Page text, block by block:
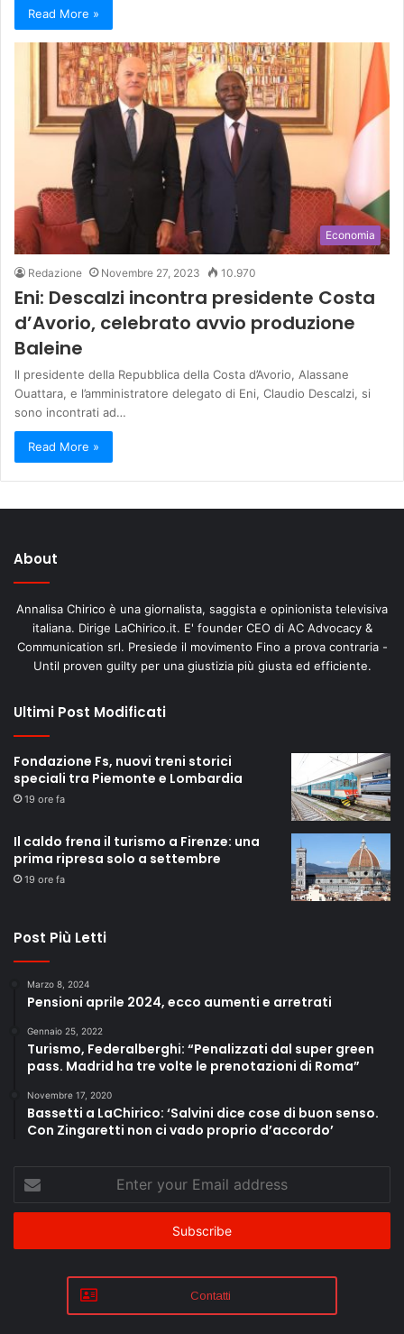
Read More »
Economia
Redazione Novembre 27, 2023 10.970
Eni: Descalzi incontra presidente Costa
d’Avorio, celebrato avvio produzione
Baleine
Il presidente della Repubblica della Costa d’Avorio, Alassane
Ouattara, e l’amministratore delegato di Eni, Claudio Descalzi, si
sono incontrati ad…
Read More »
About
Annalisa Chirico è una giornalista, saggista e opinionista televisiva
italiana. Dirige LaChirico.it. E' founder CEO di AC Advocacy &
Communication srl. Presiede il movimento Fino a prova contraria -
Until proven guilty per una giustizia più giusta ed efficiente.
Ultimi Post Modificati
Fondazione Fs, nuovi treni storici
speciali tra Piemonte e Lombardia
19 ore fa
Il caldo frena il turismo a Firenze: una
prima ripresa solo a settembre
19 ore fa
Post Più Letti
Marzo 8, 2024
Pensioni aprile 2024, ecco aumenti e arretrati
Gennaio 25, 2022
Turismo, Federalberghi: “Penalizzati dal super green
pass. Madrid ha tre volte le prenotazioni di Roma”
Novembre 17, 2020
Bassetti a LaChirico: ‘Salvini dice cose di buon senso.
Con Zingaretti non ci vado proprio d’accordo’
your
Email
Contatti